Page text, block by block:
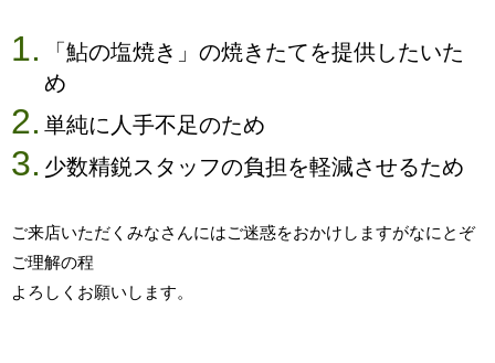
「鮎の塩焼き」の焼きたてを提供したいた
め
単純に人手不足のため
少数精鋭スタッフの負担を軽減させるため
ご来店いただくみなさんにはご迷惑をおかけしますがなにとぞ
ご理解の程
よろしくお願いします。